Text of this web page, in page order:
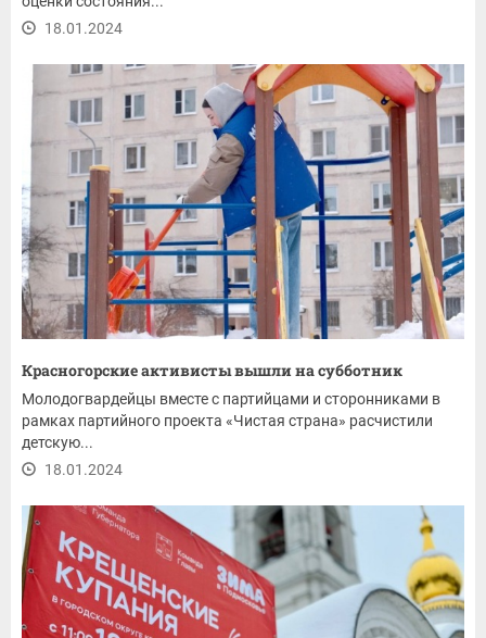
18.01.2024
Красногорские активисты вышли на субботник
Молодогвардейцы вместе с партийцами и сторонниками в
рамках партийного проекта «Чистая страна» расчистили
детскую...
18.01.2024